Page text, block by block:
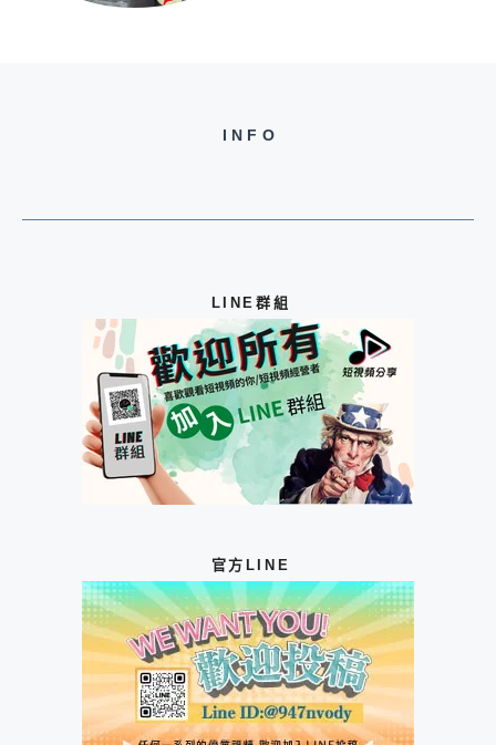
INFO
LINE群組
官方LINE